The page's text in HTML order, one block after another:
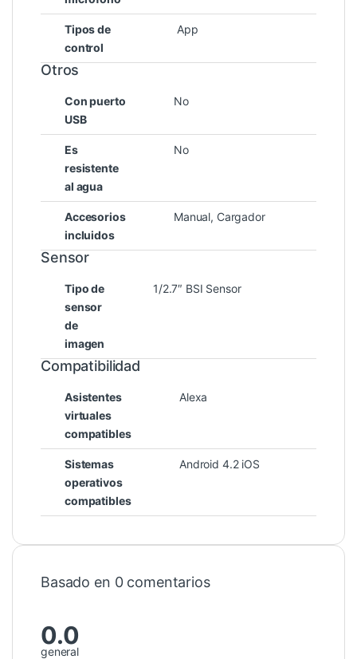
Tipos de
control
App
Otros
Con puerto
USB
No
Es
resistente
al agua
No
Accesorios
incluidos
Manual, Cargador
Sensor
Tipo de
sensor
de
imagen
1/2.7″ BSI Sensor
Compatibilidad
Asistentes
virtuales
compatibles
Alexa
Sistemas
operativos
compatibles
Android 4.2 iOS
Basado en 0 comentarios
0.0
general